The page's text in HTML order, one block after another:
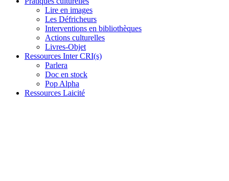
Lire en images
Les Défricheurs
Interventions en bibliothèques
Actions culturelles
Livres-Objet
Ressources Inter CRI(s)
Parlera
Doc en stock
Pop Alpha
Ressources Laicité